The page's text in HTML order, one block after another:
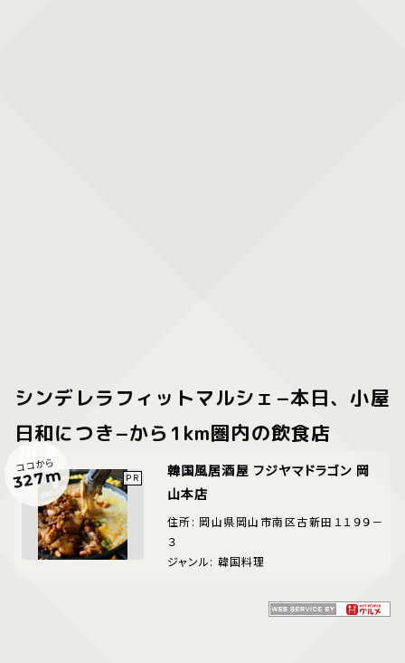
シンデレラフィットマルシェ−本日、小屋
日和につき−から1km圏内の飲食店
ココから
327m
韓国風居酒屋 フジヤマドラゴン 岡
山本店
住所: 岡山県岡山市南区古新田１１９９－
３
ジャンル: 韓国料理